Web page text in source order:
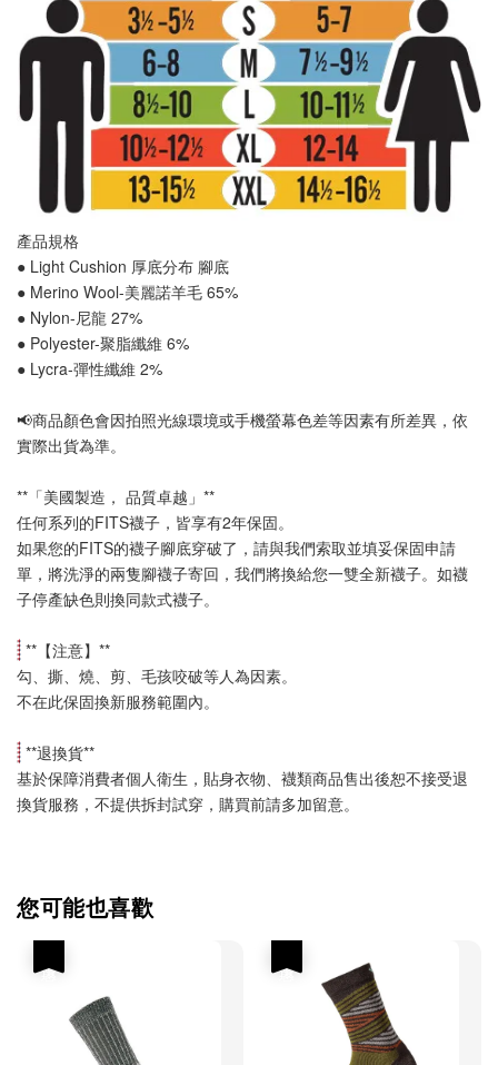
產品規格
● Light Cushion 厚底分布 腳底
● Merino Wool-美麗諾羊毛 65%
● Nylon-尼龍 27%
● Polyester-聚脂纖維 6%
● Lycra-彈性纖維 2%
📢商品顏色會因拍照光線環境或手機螢幕色差等因素有所差異，依
實際出貨為準。
**「美國製造， 品質卓越」**
任何系列的FITS襪子，皆享有2年保固。
如果您的FITS的襪子腳底穿破了，請與我們索取並填妥保固申請
單，將洗淨的兩隻腳襪子寄回，我們將換給您一雙全新襪子。如襪
子停產缺色則換同款式襪子。
**【注意】**
勾、撕、燒、剪、毛孩咬破等人為因素。
不在此保固換新服務範圍內。
**退換貨**
基於保障消費者個人衛生，貼身衣物、襪類商品售出後恕不接受退
換貨服務，不提供拆封試穿，購買前請多加留意。
您可能也喜歡